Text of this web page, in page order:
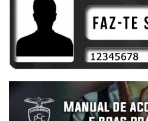
Centro de Formação
29/03/2025
Portimonense
22/03/2025
07.ªJornada
25/01/2025
14.ªJornada
AA Bela Vista
Centro de Formação
13.ªJornada
Portimonense
Parque